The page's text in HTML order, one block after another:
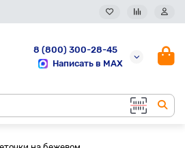
8 (800) 300-28-45
Написать в MAX